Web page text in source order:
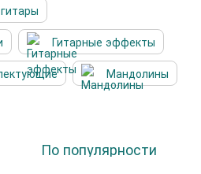
Гитарные эффекты
Мандолины
По популярности